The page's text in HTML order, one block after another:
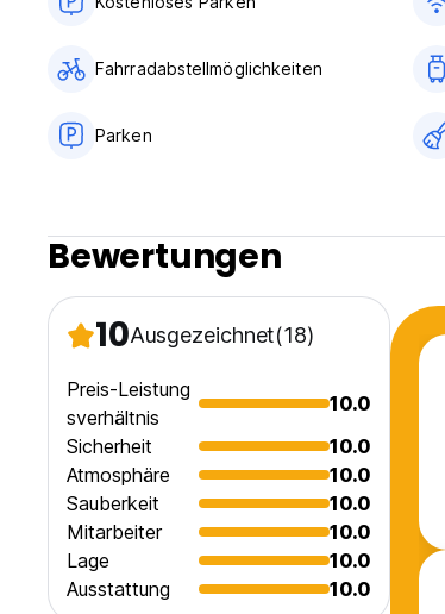
Fahrradabstellmöglichkeiten
Parken
Bewertungen
10Ausgezeichnet(18)
Preis-Leistung
sverhältnis
10.0
Sicherheit
10.0
Atmosphäre
10.0
Sauberkeit
10.0
Mitarbeiter
10.0
Lage
10.0
Ausstattung
10.0